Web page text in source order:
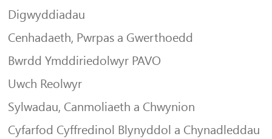
Digwyddiadau
Cenhadaeth, Pwrpas a Gwerthoedd
Bwrdd Ymddiriedolwyr PAVO
Uwch Reolwyr
Sylwadau, Canmoliaeth a Chwynion
Cyfarfod Cyffredinol Blynyddol a Chynadleddau